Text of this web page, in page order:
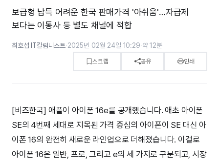
보급형 납득 어려운 한국 판매가격 '아쉬움'…자급제
보다는 이통사 등 별도 채널에 적합
최호섭 IT칼럼니스트·2025년 02월 24일 10:29·약 12분
스크랩 공유 인쇄
[비즈한국] 애플이 아이폰 16e를 공개했습니다. 애초 아이폰
SE의 4번째 세대로 지목된 가격 중심의 아이폰이 SE 대신 아
이폰 16의 완전히 새로운 라인업으로 더해졌습니다. 이걸로
아이폰 16은 일반, 프로, 그리고 e의 세 가지로 구분되고, 시장